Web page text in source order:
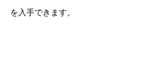
を入手できます。